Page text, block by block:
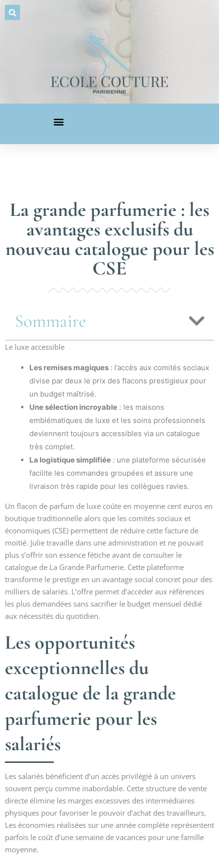
La grande parfumerie : les
avantages exclusifs du
nouveau catalogue pour les
CSE
Sommaire
Le luxe accessible
Les remises magiques : l’accès aux comités sociaux
divise par deux le prix des flacons prestigieux pour
un budget maîtrisé.
Une sélection incroyable : les maisons
emblématiques de luxe et les soins professionnels
deviennent toujours accessibles via un catalogue
très complet.
La logistique simplifiée : une plateforme sécurisée
facilite les commandes groupées et assure une
livraison très rapide pour les collègues ravies.
Un flacon de parfum de luxe coûte en moyenne cent euros en
boutique traditionnelle alors que les comités sociaux et
économiques (CSE) permettent de réduire cette facture de
moitié. Julie travaille dans une administration et ne pouvait
plus s’offrir son essence fétiche avant de consulter le
catalogue de La Grande Parfumerie. Cette plateforme
transforme le prestige en un avantage social concret pour des
milliers de salariés. L’offre permet d’accéder aux références
les plus demandées sans sacrifier le budget mensuel dédié
aux nécessités du quotidien.
Les opportunités
exceptionnelles du
catalogue de la grande
parfumerie pour les
salariés
Les salariés bénéficient d’un accès privilégié à un univers
souvent perçu comme inabordable. Cette structure de vente
directe élimine les marges excessives des intermédiaires
physiques pour favoriser le pouvoir d’achat des travailleurs.
Les économies réalisées sur une année complète représentent
parfois le coût d’une semaine de vacances pour une famille
moyenne.